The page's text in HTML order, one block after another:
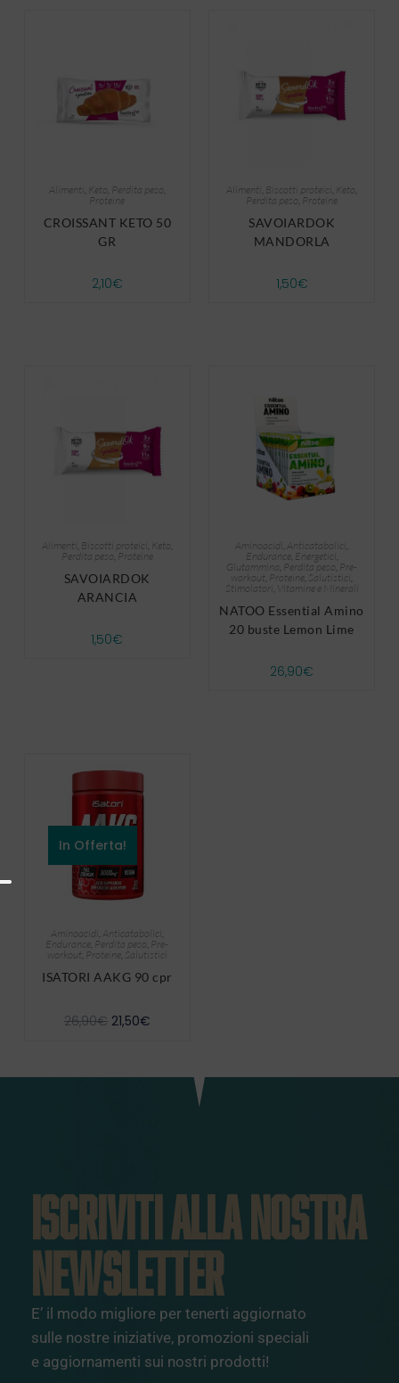
Alimenti Keto Perdita peso
Proteine
CROISSANT KETO 50
GR
2,10€
Alimenti Biscotti proteici Keto
Perdita peso Proteine
SAVOIARDOK
MANDORLA
1,50€
Alimenti Biscotti proteici Keto
Perdita peso Proteine
SAVOIARDOK
ARANCIA
1,50€
Aminoacidi Anticatabolici
Endurance Energetici
Glutammina Perdita peso Pre-
workout Proteine Salutistici
Stimolatori
Vitamine e Minerali
NATOO Essential Amino
20 buste Lemon Lime
26,90€
In Offerta!
Aminoacidi , Anticatabolici ,
Endurance, Perdita peso, Pre-
workout, Proteine, Salutistici
ISATORI AAKG 90 cpr
26,90€ 21,50€
ISCRIVITI ALLA NOSTRA
NEWSLETTER
E’ il modo migliore per tenerti aggiornato
sulle nostre iniziative, promozioni speciali
e aggiornamenti sui nostri prodotti!